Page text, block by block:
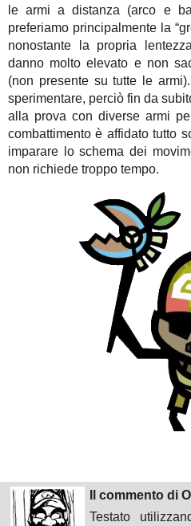
le armi a distanza (arco e
preferiamo principalmente la
nonostante la propria
danno molto elevato e non
(non presente su tutte le
sperimentare, perciò fin da
alla prova con diverse armi
combattimento è affidato tutto
imparare lo schema dei
non richiede troppo tempo.
Il commento di
Testato